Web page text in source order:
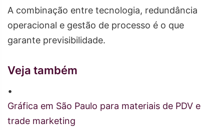
A combinação entre tecnologia, redundância
operacional e gestão de processo é o que
garante previsibilidade.
Veja também
•
Gráfica em São Paulo para materiais de PDV e
trade marketing